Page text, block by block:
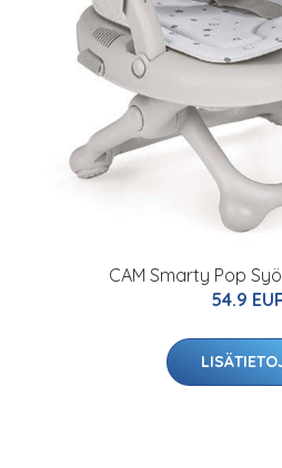
CAM Smarty Pop
54.9